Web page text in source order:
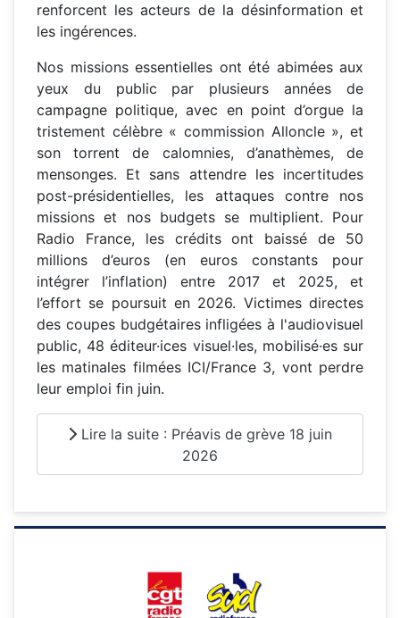
renforcent les acteurs de la désinformation et
les ingérences.
Nos missions essentielles ont été abimées aux
yeux du public par plusieurs années de
campagne politique, avec en point d’orgue la
tristement célèbre « commission Alloncle », et
son torrent de calomnies, d’anathèmes, de
mensonges. Et sans attendre les incertitudes
post-présidentielles, les attaques contre nos
missions et nos budgets se multiplient. Pour
Radio France, les crédits ont baissé de 50
millions d’euros (en euros constants pour
intégrer l’inflation) entre 2017 et 2025, et
l’effort se poursuit en 2026. Victimes directes
des coupes budgétaires infligées à l'audiovisuel
public, 48 éditeur·ices visuel·les, mobilisé·es sur
les matinales filmées ICI/France 3, vont perdre
leur emploi fin juin.
Lire la suite : Préavis de grève 18 juin
2026